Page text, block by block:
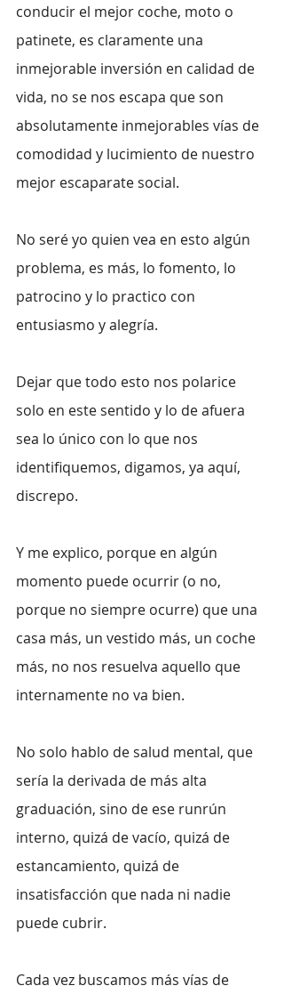
conducir el mejor coche, moto o
patinete, es claramente una
inmejorable inversión en calidad de
vida, no se nos escapa que son
absolutamente inmejorables vías de
comodidad y lucimiento de nuestro
mejor escaparate social.
No seré yo quien vea en esto algún
problema, es más, lo fomento, lo
patrocino y lo practico con
entusiasmo y alegría.
Dejar que todo esto nos polarice
solo en este sentido y lo de afuera
sea lo único con lo que nos
identifiquemos, digamos, ya aquí,
discrepo.
Y me explico, porque en algún
momento puede ocurrir (o no,
porque no siempre ocurre) que una
casa más, un vestido más, un coche
más, no nos resuelva aquello que
internamente no va bien.
No solo hablo de salud mental, que
sería la derivada de más alta
graduación, sino de ese runrún
interno, quizá de vacío, quizá de
estancamiento, quizá de
insatisfacción que nada ni nadie
puede cubrir.
Cada vez buscamos más vías de